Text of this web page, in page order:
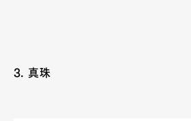
3. 真珠